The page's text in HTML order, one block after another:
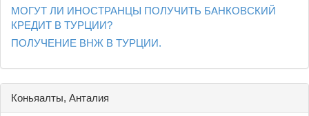
МОГУТ ЛИ ИНОСТРАНЦЫ ПОЛУЧИТЬ БАНКОВСКИЙ
КРЕДИТ В ТУРЦИИ?
ПОЛУЧЕНИЕ ВНЖ В ТУРЦИИ.
Коньяалты, Анталия